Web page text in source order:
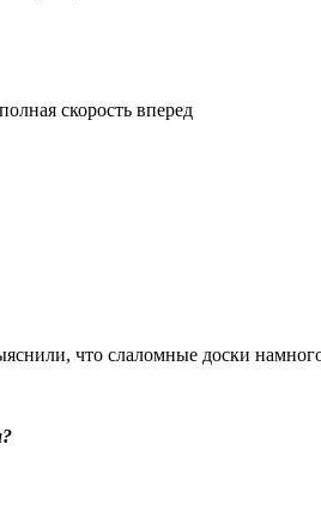
скорость вперед
что слаломные доски